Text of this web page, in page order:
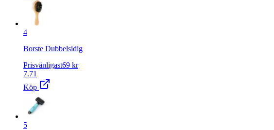
4
Borste Dubbelsidig
Prisvänligast69 kr
7.71
Köp
5